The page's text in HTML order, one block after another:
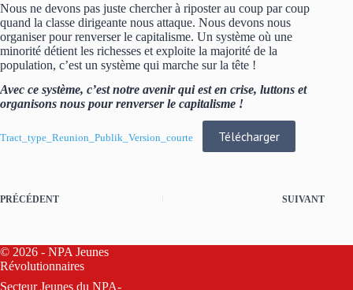
Nous ne devons pas juste chercher à riposter au coup par coup
quand la classe dirigeante nous attaque. Nous devons nous
organiser pour renverser le capitalisme. Un système où une
minorité détient les richesses et exploite la majorité de la
population, c’est un système qui marche sur la tête !
Avec ce système, c’est notre avenir qui est en crise, luttons et
organisons nous pour renverser le capitalisme !
Tract_type_Reunion_Publik_Version_courte Télécharger
PRÉCÉDENT SUIVANT
© 2026 - NPA Jeunes
Révolutionnaires
Secteur Jeunes du NPA-